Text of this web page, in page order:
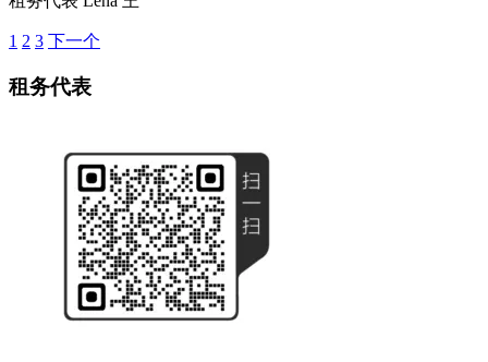
1 2 3 下一个
租务代表